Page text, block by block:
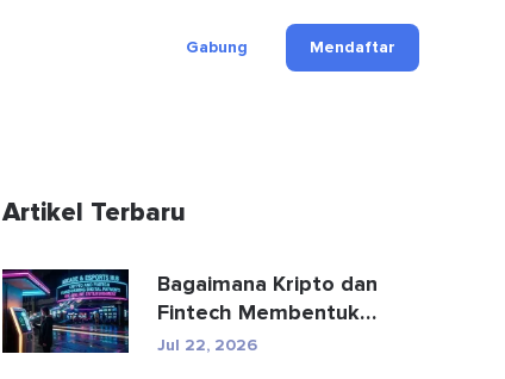
Gabung Mendaftar
Artikel Terbaru
Bagaimana Kripto dan
Fintech Membentuk
Kembali Pembayaran dan
Jul 22, 2026